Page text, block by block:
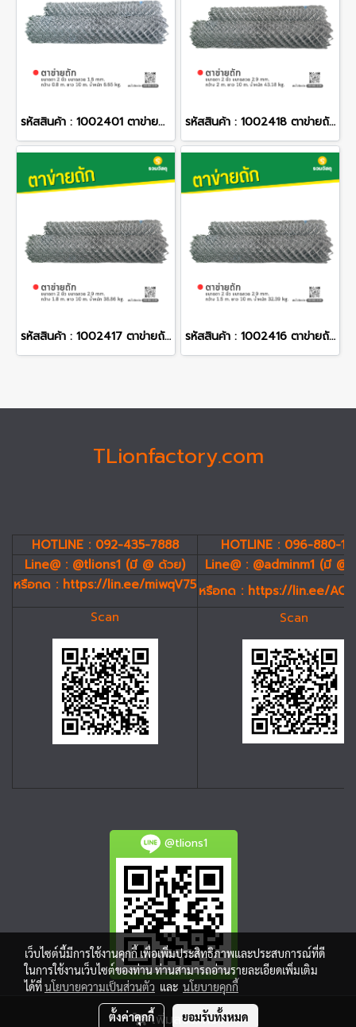
เพิ่มลงตะกร้า
รหัสสินค้า : 1002401 ตาข่ายถัก ขนาดตา 2 นิ้ว ขนาดลวด 1.8 mm. กว้าง 0.8 m. ยาว 10 m. น้ำหนัก 6.65 kg. รหัสสินค้า : 1002418 ตาข่ายถัก ขนาดตา 2 นิ้ว ขนาดลวด 2.9 mm. กว้าง 2 m. ยาว 10 m. น้ำหนัก 43.18 kg.
รหัสสินค้า : 1002417 ตาข่ายถัก ขนาดตา 2 นิ้ว ขนาดลวด 2.9 mm. กว้าง 1.8 m. ยาว 10 m. น้ำหนัก 38.86 kg. รหัสสินค้า : 1002416 ตาข่ายถัก ขนาดตา 2 นิ้ว ขนาดลวด 2.9 mm. กว้าง 1.5 m. ยาว 10 m. น้ำหนัก 32.39 kg.
TLionfactory.com
HOTLINE : 092-435-7888
HOTLINE : 096-880-
Line@ : @tlions1 (มี @ ด้วย)
Line@ : @adminm1 (มี
หรือกด : https://lin.ee/miwqV75หรือกด : https://lin.ee/
Scan
Scan
@tlions1
เว็บไซต์นี้มีการใช้งานคุกกี้ เพื่อเพิ่มประสิทธิภาพและประสบการณ์ที่ดี
ในการใช้งานเว็บไซต์ของท่าน ท่านสามารถอ่านรายละเอียดเพิ่มเติม
ได้ที่นโยบายความเป็นส่วนตัว และ นโยบายคุกกี้
ตั้งค่าคุกกี้ ยอมรับทั้งหมด